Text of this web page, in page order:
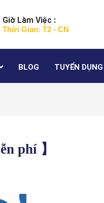
Giờ Làm Việc :
Thời Gian: T2 - CN
BLOG TUYỂN DỤNG
phí 】